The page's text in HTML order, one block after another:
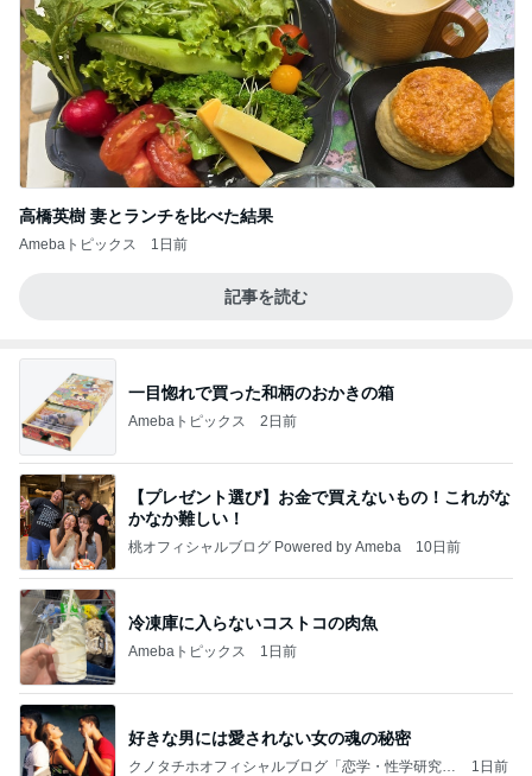
高橋英樹 妻とランチを比べた結果
Amebaトピックス 1日前
記事を読む
一目惚れで買った和柄のおかきの箱
Amebaトピックス 2日前
【プレゼント選び】お金で買えないもの！これがな
かなか難しい！
桃オフィシャルブログ Powered by Ameba 10日前
冷凍庫に入らないコストコの肉魚
Amebaトピックス 1日前
好きな男には愛されない女の魂の秘密
クノタチホオフィシャルブログ「恋学・性学研究
1日前